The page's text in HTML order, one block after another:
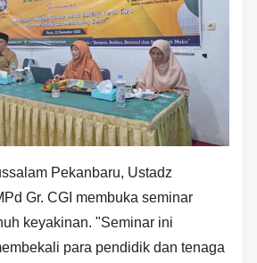
Pekanbaru, Ustadz
Gr. CGI membuka seminar
keyakinan. "Seminar ini
para pendidik dan tenaga